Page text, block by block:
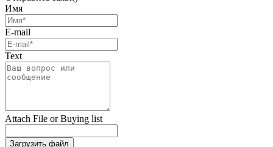
Имя
E-mail
Text
Attach File or Buying list
Загрузить файл